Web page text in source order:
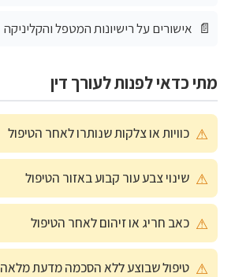
אישורים על רישיונות המטפל והקליניקה
מתי כדאי לפנות לעורך דין
כוויות או צלקות שנותרו לאחר הטיפול
שינוי צבע עור קבוע באזור הטיפול
כאב חריג או זיהום לאחר הטיפול
טיפול שבוצע ללא הסכמה מדעת מלאה